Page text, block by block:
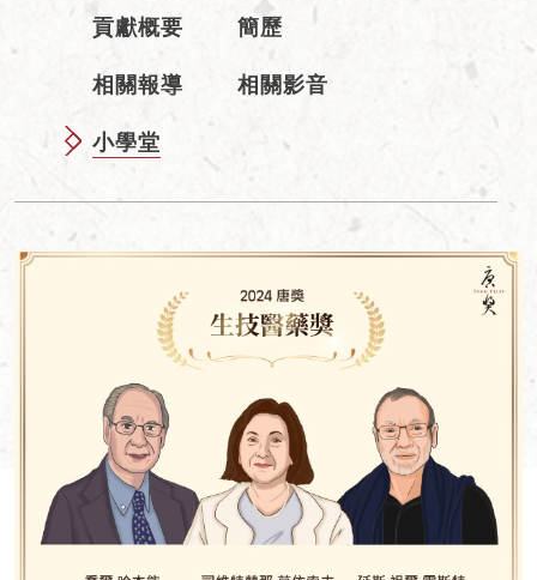
貢獻概要 簡歷
相關報導 相關影音
小學堂